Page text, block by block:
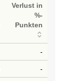
Verlust in
%-
Punkten
-
-